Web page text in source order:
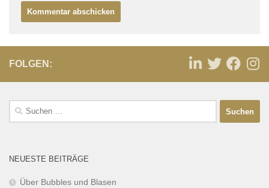
FOLGEN:
NEUESTE BEITRÄGE
Über Bubbles und Blasen